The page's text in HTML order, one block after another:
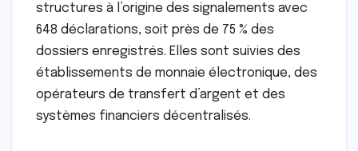
structures à l’origine des signalements avec
648 déclarations, soit près de 75 % des
dossiers enregistrés. Elles sont suivies des
établissements de monnaie électronique, des
opérateurs de transfert d’argent et des
systèmes financiers décentralisés.